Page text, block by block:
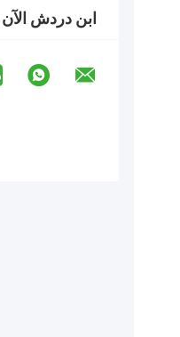
ابن دردش الآن